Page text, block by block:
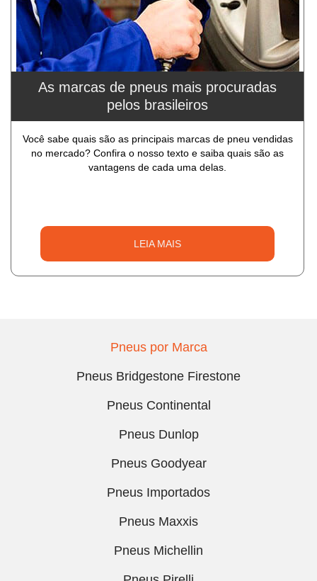
As marcas de pneus mais procuradas
pelos brasileiros
Você sabe quais são as principais marcas de pneu vendidas
no mercado? Confira o nosso texto e saiba quais são as
vantagens de cada uma delas.
LEIA MAIS
Pneus por Marca
Pneus Bridgestone Firestone
Pneus Continental
Pneus Dunlop
Pneus Goodyear
Pneus Importados
Pneus Maxxis
Pneus Michellin